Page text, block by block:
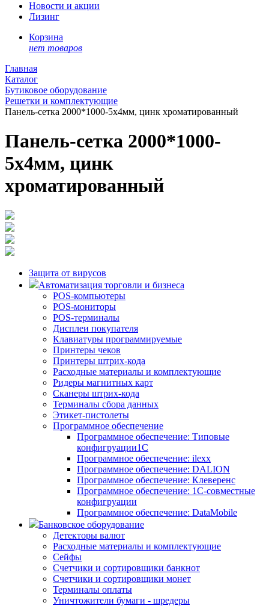
Новости и акции
Лизинг
Корзина
нет товаров
Главная
Каталог
Бутиковое оборудование
Решетки и комплектующие
Панель-сетка 2000*1000-5х4мм, цинк хроматированный
Панель-сетка 2000*1000-
5х4мм, цинк
хроматированный
Защита от вирусов
Автоматизация торговли и бизнеса
POS-компьютеры
POS-мониторы
POS-терминалы
Дисплеи покупателя
Клавиатуры программируемые
Принтеры чеков
Принтеры штрих-кода
Расходные материалы и комплектующие
Ридеры магнитных карт
Сканеры штрих-кода
Терминалы сбора данных
Этикет-пистолеты
Программное обеспечение
Программное обеспечение: Типовые
конфигруации1С
Программное обеспечение: ilexx
Программное обеспечение: DALION
Программное обеспечение: Клеверенс
Программное обеспечение: 1С-совместные
конфигруации
Программное обеспечение: DataMobile
Банковское оборудование
Детекторы валют
Расходные материалы и комплектующие
Сейфы
Счетчики и сортировщики банкнот
Счетчики и сортировщики монет
Терминалы оплаты
Уничтожители бумаги - шредеры